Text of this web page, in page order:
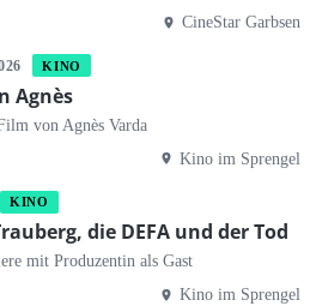
CineStar Garbsen
KINO
Agnès
von Agnès Varda
Kino im Sprengel
KINO
die DEFA und der Tod
mit Produzentin als Gast
Kino im Sprengel